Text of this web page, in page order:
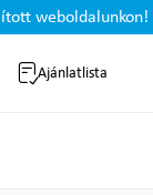
weboldalunkon!
Ajánlatlista